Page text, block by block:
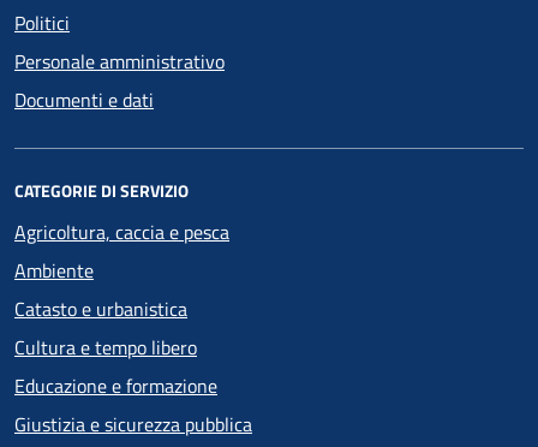
Politici
Personale amministrativo
Documenti e dati
CATEGORIE DI SERVIZIO
Agricoltura, caccia e pesca
Ambiente
Catasto e urbanistica
Cultura e tempo libero
Educazione e formazione
Giustizia e sicurezza pubblica